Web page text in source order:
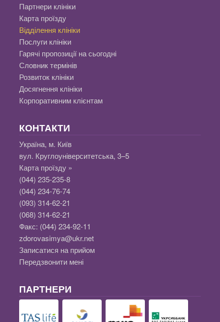
Партнери клініки
Карта проїзду
Відділення клініки
Послуги клініки
Гарячі пропозиції на сьогодні
Словник термінів
Розвиток клініки
Досягнення клініки
Корпоративним клієнтам
КОНТАКТИ
Україна, м. Київ
вул. Круглоуніверситетська, 3–5
Карта проїзду »
(044) 235-235-8
(044) 234-76-74
(093) 314-62-21
(068) 314-62-21
Факс: (044) 234-92-11
zdorovasimya@ukr.net
Записатися на прийом
Передзвонити мені
ПАРТНЕРИ